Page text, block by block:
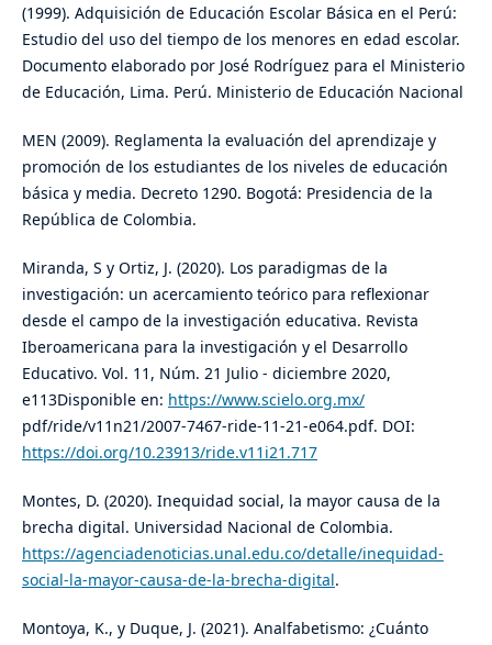
(1999). Adquisición de Educación Escolar Básica en el Perú:
Estudio del uso del tiempo de los menores en edad escolar.
Documento elaborado por José Rodríguez para el Ministerio
de Educación, Lima. Perú. Ministerio de Educación Nacional
MEN (2009). Reglamenta la evaluación del aprendizaje y
promoción de los estudiantes de los niveles de educación
básica y media. Decreto 1290. Bogotá: Presidencia de la
República de Colombia.
Miranda, S y Ortiz, J. (2020). Los paradigmas de la
investigación: un acercamiento teórico para reflexionar
desde el campo de la investigación educativa. Revista
Iberoamericana para la investigación y el Desarrollo
Educativo. Vol. 11, Núm. 21 Julio - diciembre 2020,
e113Disponible en: https://www.scielo.org.mx/
pdf/ride/v11n21/2007-7467-ride-11-21-e064.pdf. DOI:
https://doi.org/10.23913/ride.v11i21.717
Montes, D. (2020). Inequidad social, la mayor causa de la
brecha digital. Universidad Nacional de Colombia.
https://agenciadenoticias.unal.edu.co/detalle/inequidad-
social-la-mayor-causa-de-la-brecha-digital.
Montoya, K., y Duque, J. (2021). Analfabetismo: ¿Cuánto